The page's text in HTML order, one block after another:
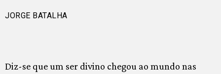
JORGE BATALHA
Diz-se que um ser divino chegou ao mundo nas